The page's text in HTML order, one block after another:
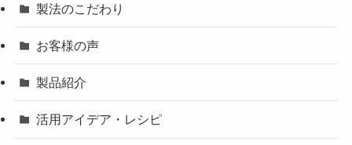
製法のこだわり
お客様の声
製品紹介
活用アイデア・レシピ